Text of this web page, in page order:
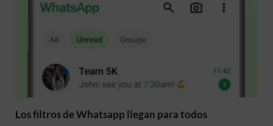
Los filtros de Whatsapp llegan para todos